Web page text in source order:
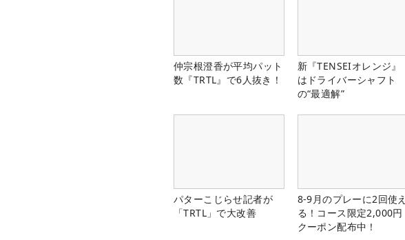
仲宗根澄香が平均パット
数『TRTL』で6人抜き！
新『TENSEIオレンジ』
はドライバーシャフト
の“最適解”
パターこじらせ記者が
「TRTL」で大改善
8-9月のプレーに2回使え
る！コース限定2,000円
クーポン配布中！